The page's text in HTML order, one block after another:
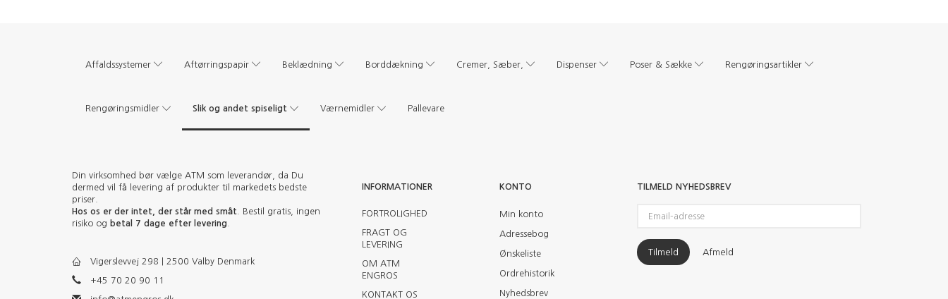
Affaldssystemer Aftørringspapir Beklædning Borddækning Cremer, Sæber, Dispenser Poser & Sække Rengøringsartikler
Rengøringsmidler Slik og andet spiseligt Værnemidler Pallevare
Din virksomhed bør vælge ATM som leverandør, da Du
dermed vil få levering af produkter til markedets bedste
priser.
Hos os er der intet, der står med småt . Bestil gratis, ingen
risiko og betal 7 dage efter levering
Vigerslevvej 298 | 2500 Valby Denmark
+45 70 20 90 11
INFORMATIONER
FORTROLIGHED
FRAGT OG
LEVERING
OM ATM
ENGROS
KONTAKT OS
KONTO
Min konto
Adressebog
Ønskeliste
Ordrehistorik
Nyhedsbrev
TILMELD NYHEDSBREV
adresse
Tilmeld Afmeld